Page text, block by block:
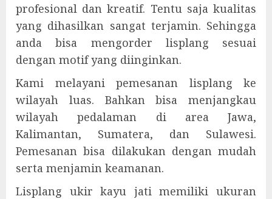
profesional dan kreatif. Tentu saja kualitas
yang dihasilkan sangat terjamin. Sehingga
anda bisa mengorder lisplang sesuai
dengan motif yang diinginkan.
Kami melayani pemesanan lisplang ke
wilayah luas. Bahkan bisa menjangkau
wilayah pedalaman di area Jawa,
Kalimantan, Sumatera, dan Sulawesi.
Pemesanan bisa dilakukan dengan mudah
serta menjamin keamanan.
Lisplang ukir kayu jati memiliki ukuran